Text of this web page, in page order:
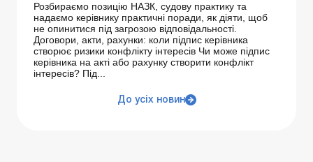
Розбираємо позицію НАЗК, судову практику та
надаємо керівнику практичні поради, як діяти, щоб
не опинитися під загрозою відповідальності.
Договори, акти, рахунки: коли підпис керівника
створює ризики конфлікту інтересів Чи може підпис
керівника на акті або рахунку створити конфлікт
інтересів? Під...
До усіх новин